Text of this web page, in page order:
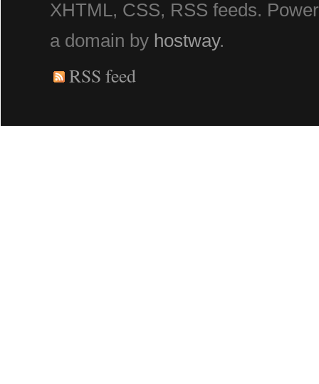
XHTML, CSS, RSS feeds.
a domain by hostway.
RSS feed